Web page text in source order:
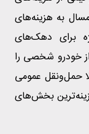
به هزینه‌های
برای دهک‌های
خودرو شخصی را
حمل‌ونقل عمومی
بخش‌های